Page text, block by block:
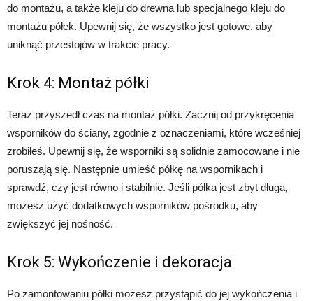
do montażu, a także kleju do drewna lub specjalnego kleju do
montażu półek. Upewnij się, że wszystko jest gotowe, aby
uniknąć przestojów w trakcie pracy.
Krok 4: Montaż półki
Teraz przyszedł czas na montaż półki. Zacznij od przykręcenia
wsporników do ściany, zgodnie z oznaczeniami, które wcześniej
zrobiłeś. Upewnij się, że wsporniki są solidnie zamocowane i nie
poruszają się. Następnie umieść półkę na wspornikach i
sprawdź, czy jest równo i stabilnie. Jeśli półka jest zbyt długa,
możesz użyć dodatkowych wsporników pośrodku, aby
zwiększyć jej nośność.
Krok 5: Wykończenie i dekoracja
Po zamontowaniu półki możesz przystąpić do jej wykończenia i